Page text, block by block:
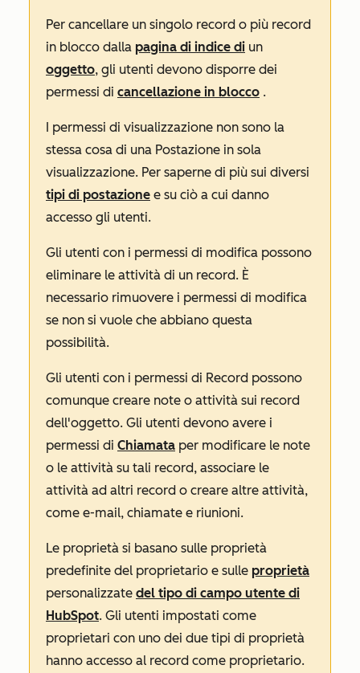
Per cancellare un singolo record o più record
in blocco dalla pagina di indice di un
oggetto, gli utenti devono disporre dei
permessi di cancellazione in blocco .
I permessi di visualizzazione non sono la
stessa cosa di una Postazione in sola
visualizzazione. Per saperne di più sui diversi
tipi di postazione e su ciò a cui danno
accesso gli utenti.
Gli utenti con i permessi di modifica possono
eliminare le attività di un record. È
necessario rimuovere i permessi di modifica
se non si vuole che abbiano questa
possibilità.
Gli utenti con i permessi di Record possono
comunque creare note o attività sui record
dell'oggetto. Gli utenti devono avere i
permessi di Chiamata per modificare le note
o le attività su tali record, associare le
attività ad altri record o creare altre attività,
come e-mail, chiamate e riunioni.
Le proprietà si basano sulle proprietà
predefinite del proprietario e sulle proprietà
personalizzate del tipo di campo utente di
HubSpot. Gli utenti impostati come
proprietari con uno dei due tipi di proprietà
hanno accesso al record come proprietario.